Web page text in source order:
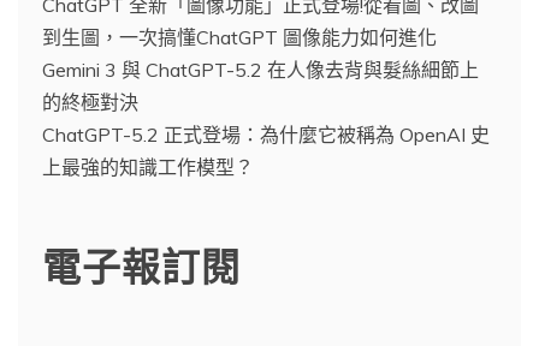
ChatGPT 全新「圖像功能」正式登場!從看圖、改圖
到生圖，一次搞懂ChatGPT 圖像能力如何進化
Gemini 3 與 ChatGPT-5.2 在人像去背與髮絲細節上
的終極對決
ChatGPT-5.2 正式登場：為什麼它被稱為 OpenAI 史
上最強的知識工作模型？
電子報訂閱